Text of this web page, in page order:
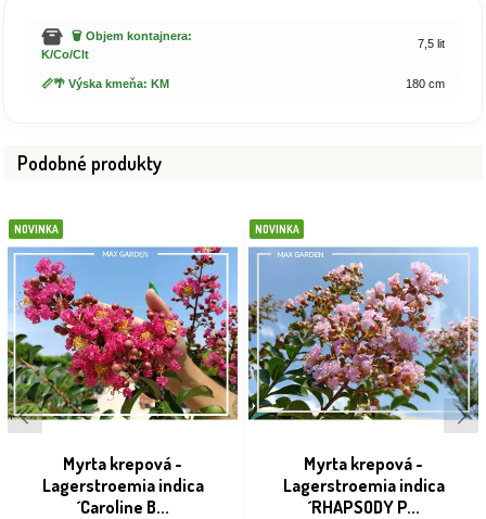
🗑️ Objem kontajnera:
K/Co/Clt
7,5 lit
📏🌴 Výska kmeňa: KM 180 cm
Podobné produkty
NOVINKA
Myrta krepová -
Lagerstroemia indica
´Caroline B...
NOVINKA
Myrta krepová -
Lagerstroemia indica
´RHAPSODY P...